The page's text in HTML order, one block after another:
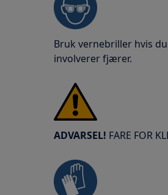
Bruk vernebriller hvis
involverer fjærer.
ADVARSEL! FARE FOR